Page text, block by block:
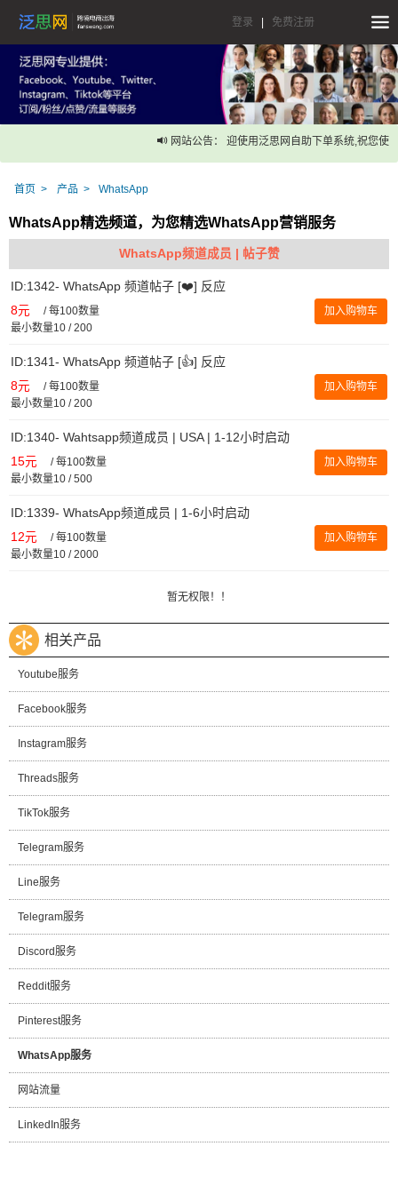
登录 免费注册
网站公告： 迎使用泛思网自助下单系统,祝您使用
首页 产品 WhatsApp
WhatsApp精选频道，为您精选WhatsApp营销服务
WhatsApp频道成员 | 帖子赞
ID:1342- WhatsApp 频道帖子 [❤️] 反应
8元 /每100数量
最小数量10 / 200
加入购物车
ID:1341- WhatsApp 频道帖子 [👍] 反应
8元 /每100数量
最小数量10 / 200
加入购物车
ID:1340- Wahtsapp频道成员 | USA | 1-12小时启动
15元 /每100数量
最小数量10 / 500
加入购物车
ID:1339- WhatsApp频道成员 | 1-6小时启动
12元 /每100数量
最小数量10 / 2000
加入购物车
暂无权限！！
相关产品
Youtube服务
Facebook服务
Instagram服务
Threads服务
TikTok服务
Telegram服务
Line服务
Telegram服务
Discord服务
Reddit服务
Pinterest服务
WhatsApp服务
网站流量
LinkedIn服务